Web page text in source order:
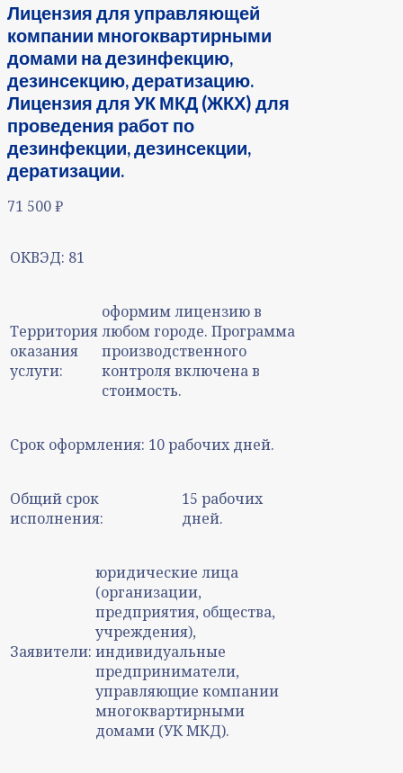
Лицензия для управляющей
компании многоквартирными
домами на дезинфекцию,
дезинсекцию, дератизацию.
Лицензия для УК МКД (ЖКХ) для
проведения работ по
дезинфекции, дезинсекции,
дератизации.
71 500₽
ОКВЭД: 81
Территория
оказания
услуги:
оформим лицензию в
любом городе. Программа
производственного
контроля включена в
стоимость.
Срок оформления: 10 рабочих дней.
Общий срок
исполнения:
15 рабочих
дней.
Заявители:
юридические лица
(организации,
предприятия, общества,
учреждения),
индивидуальные
предприниматели,
управляющие компании
многоквартирными
домами (УК МКД).